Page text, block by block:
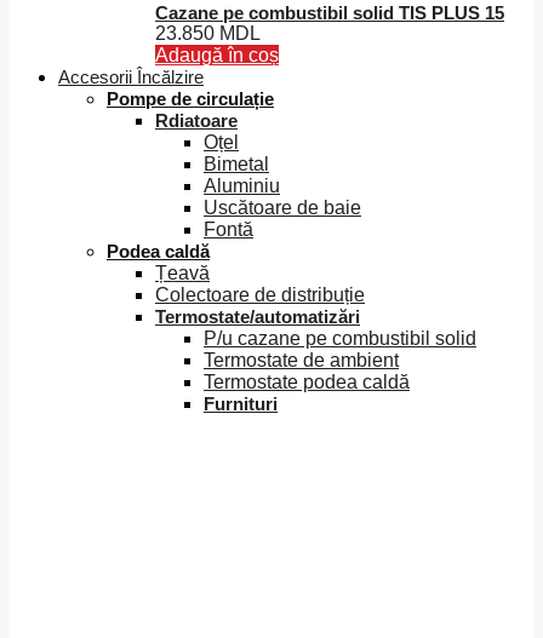
Cazane pe combustibil solid TIS PLUS 15
23.850 MDL
Adaugă în coș
Accesorii Încălzire
Pompe de circulație
Rdiatoare
Oțel
Bimetal
Aluminiu
Uscătoare de baie
Fontă
Podea caldă
Țeavă
Colectoare de distribuție
Termostate/automatizări
P/u cazane pe combustibil solid
Termostate de ambient
Termostate podea caldă
Furnituri